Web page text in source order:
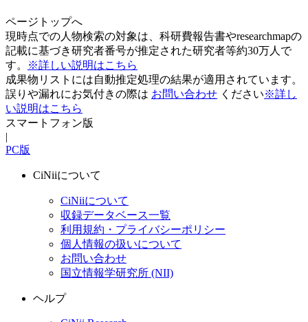
ページトップへ
現時点での人物検索の対象は、科研費報告書やresearchmapの
記載に基づき研究者番号が推定された研究者等約30万人で
す。
※詳しい説明はこちら
成果物リストには自動推定処理の結果が適用されています。
誤りや漏れにお気付きの際は お問い合わせ ください※詳し
い説明はこちら
スマートフォン版
|
PC版
CiNiiについて
CiNiiについて
収録データベース一覧
利用規約・プライバシーポリシー
個人情報の扱いについて
お問い合わせ
国立情報学研究所 (NII)
ヘルプ